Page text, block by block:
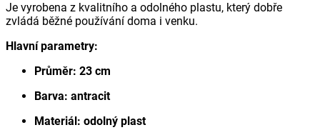
Je vyrobena z kvalitního a odolného plastu, který dobře
zvládá běžné používání doma i venku.
Hlavní parametry:
Průměr: 23 cm
Barva: antracit
Materiál: odolný plast